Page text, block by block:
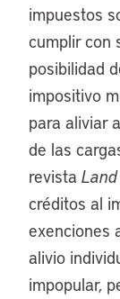
impuestos
cumplir con
posibilidad
impositivo
para aliviar
de las
revista
créditos al
exenciones
alivio
impopular,